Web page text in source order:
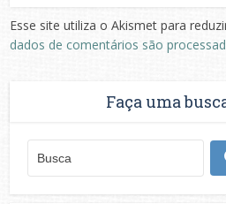
Esse site utiliza o Akismet para
dados de comentários são
Faça uma